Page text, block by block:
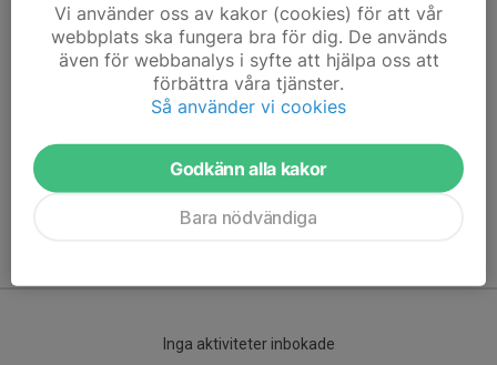
Här hamnar automatiskt de senaste nyheterna på hemsidan. För
att kunna börja administrera hemsidan loggar du in högst upp till
/Svenskalag.se
Inga aktiviteter inbokade
Vi använder oss av kakor (cookies) för att vår
webbplats ska fungera bra för dig. De används
även för webbanalys i syfte att hjälpa oss att
förbättra våra tjänster.
Så använder vi cookies
Godkänn alla kakor
Bara nödvändiga